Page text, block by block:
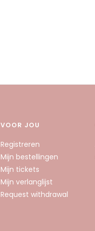
VOOR JOU
Registreren
Mijn bestellingen
Mijn tickets
Mijn verlanglijst
Request withdrawal